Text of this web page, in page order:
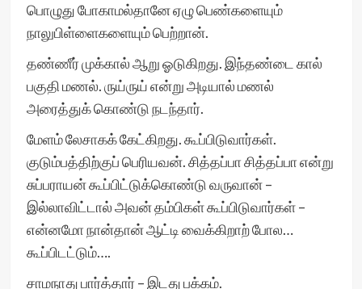
பொழுது போகாமல்தானே ஏழு பெண்களையும்
நாலுபிள்ளைகளையும் பெற்றான்.
தண்ணீர் முக்கால் ஆறு ஓடுகிறது. இந்தண்டை கால்
பகுதி மணல். ருய்ருய் என்று அடியால் மணல்
அரைத்துக் கொண்டு நடந்தார்.
மேளம் லேசாகக் கேட்கிறது. கூப்பிடுவார்கள்.
குடும்பத்திற்குப் பெரியவன். சித்தப்பா சித்தப்பா என்று
சுப்பராயன் கூப்பிட்டுக்கொண்டு வருவான் –
இல்லாவிட்டால் அவன் தம்பிகள் கூப்பிடுவார்கள் –
என்னமோ நான்தான் ஆட்டி வைக்கிறாற் போல…
கூப்பிடட்டும்….
சாமநாது பார்த்தார் – இடது பக்கம்.